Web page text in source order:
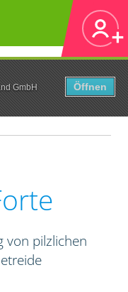
GmbH
Öffnen
von pilzlichen